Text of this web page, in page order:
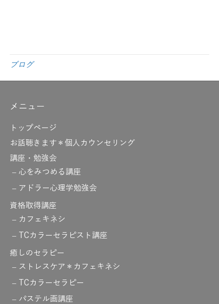
ブログ
メニュー
トップページ
お話聴きます＊個人カウンセリング
講座・勉強会
心をみつめる講座
アドラー心理学勉強会
資格取得講座
カフェキネシ
TCカラーセラピスト講座
癒しのセラピー
ストレスケア＊カフェキネシ
TCカラーセラピー
パステル画講座